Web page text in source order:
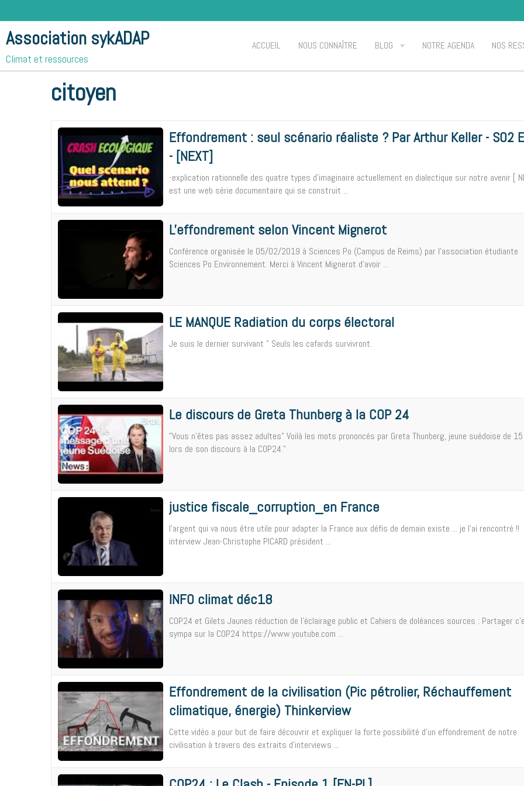
Association sykADAP
Climat et ressources
ACCUEIL NOUS CONNAÎTRE BLOG NOTRE AGENDA NOS
Accueil
citoyen
Effondrement : seul scénario réaliste ? Par Arthur Keller - S02
- [NEXT]
-explication rationnelle des quatre types d'imaginaire actuellement en dialectique sur notre avenir [
est une web série documentaire qui se construit ...
L'effondrement selon Vincent Mignerot
Conférence organisée le 05/02/2019 à Sciences Po (Campus de Reims) par l'association étudiante
Sciences Po Environnement. Merci à Vincent Mignerot d'avoir ...
LE MANQUE Radiation du corps électoral
Je suis le dernier survivant " Seuls les cafards survivront.
Le discours de Greta Thunberg à la COP 24
"Vous n'êtes pas assez adultes" Voilà les mots prononcés par Greta Thunberg, jeune suédoise de
lors de son discours à la COP24."
justice fiscale_corruption_en France
l'argent qui va nous être utile pour adapter la France aux défis de demain existe ... je l'ai rencontré !!
interview Jean-Christophe PICARD président ...
INFO climat déc18
COP24 et Gilets Jaunes réduction de l'éclairage public et Cahiers de doléances sources : Partager
sympa sur la COP24 https://www.youtube.com ...
Effondrement de la civilisation (Pic pétrolier, Réchauffement
climatique, énergie) Thinkerview
Cette vidéo a pour but de faire découvrir et expliquer la forte possibilité d'un effondrement de notre
civilisation à travers des extraits d'interviews ...